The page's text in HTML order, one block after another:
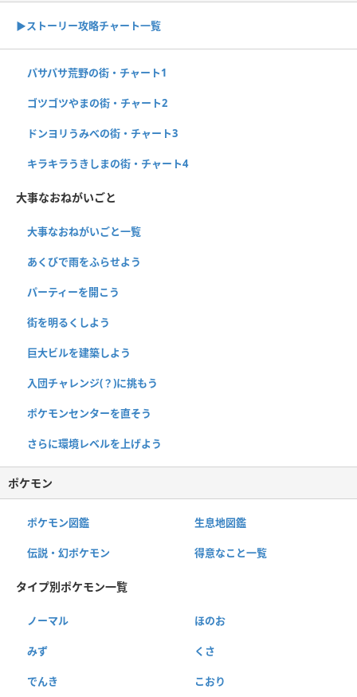
▶ストーリー攻略チャート一覧
パサパサ荒野の街・チャート1
ゴツゴツやまの街・チャート2
ドンヨリうみべの街・チャート3
キラキラうきしまの街・チャート4
大事なおねがいごと
大事なおねがいごと一覧
あくびで雨をふらせよう
パーティーを開こう
街を明るくしよう
巨大ビルを建築しよう
入団チャレンジ(？)に挑もう
ポケモンセンターを直そう
さらに環境レベルを上げよう
ポケモン
ポケモン図鑑 生息地図鑑
伝説・幻ポケモン 得意なこと一覧
タイプ別ポケモン一覧
ノーマル ほのお
みず くさ
でんき こおり